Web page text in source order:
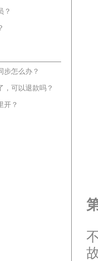
？
步怎么办？
，可以退款吗？
开？